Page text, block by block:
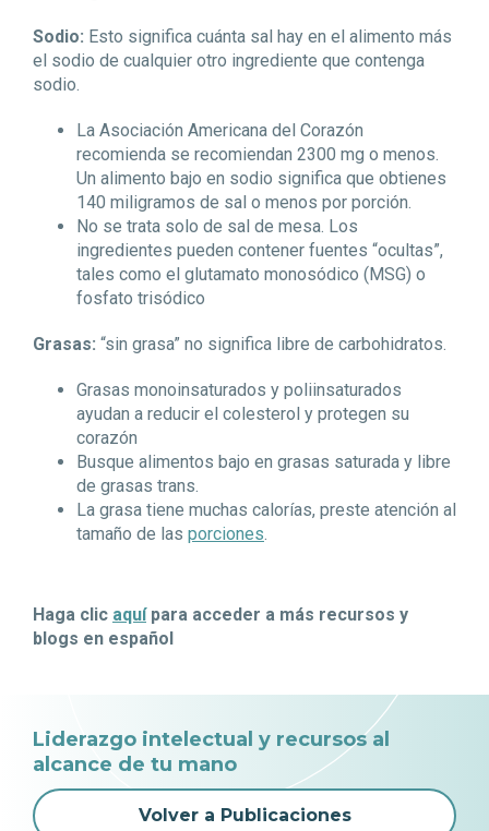
Sodio: Esto significa cuánta sal hay en el alimento más
el sodio de cualquier otro ingrediente que contenga
sodio.
La Asociación Americana del Corazón
recomienda se recomiendan 2300 mg o menos.
Un alimento bajo en sodio significa que obtienes
140 miligramos de sal o menos por porción.
No se trata solo de sal de mesa. Los
ingredientes pueden contener fuentes “ocultas”,
tales como el glutamato monosódico (MSG) o
fosfato trisódico
Grasas: “sin grasa” no significa libre de carbohidratos.
Grasas monoinsaturados y poliinsaturados
ayudan a reducir el colesterol y protegen su
corazón
Busque alimentos bajo en grasas saturada y libre
de grasas trans.
La grasa tiene muchas calorías, preste atención al
tamaño de las porciones.
Haga clic aquípara acceder a más recursos y
blogs en español
Liderazgo intelectual y recursos al
alcance de tu mano
Volver a Publicaciones